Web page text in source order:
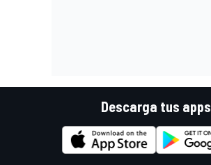
Descarga tus apps